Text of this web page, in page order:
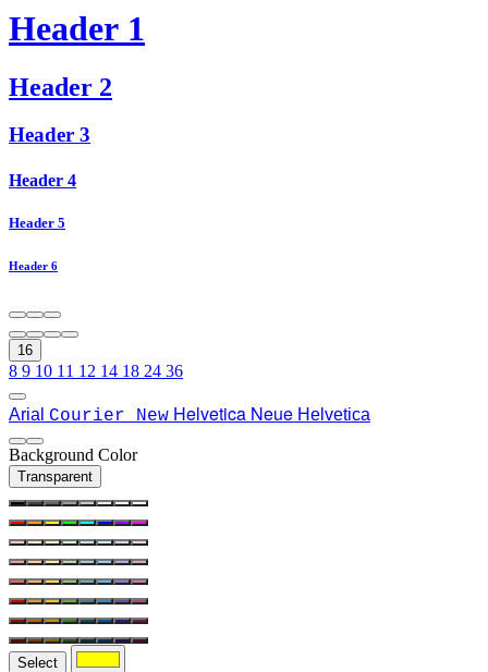
Header 1
Header 2
Header 3
Header 4
Header 5
Header 6
16
8 9 10 11 12 14 18 24 36
Arial Courier New Helvetica Neue Helvetica
Background Color
Transparent
Select